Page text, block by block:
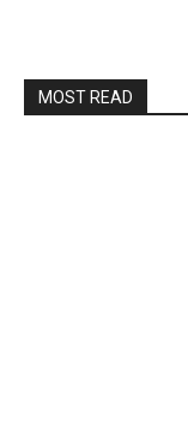
MOST READ